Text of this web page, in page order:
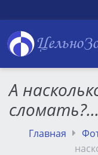
А
сломать?...
Главная